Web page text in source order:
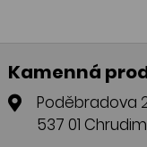
Kamenná
Poděbradova
537 01 Chrudim